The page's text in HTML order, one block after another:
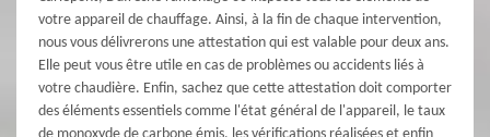
votre appareil de chauffage. Ainsi, à la fin de chaque intervention,
nous vous délivrerons une attestation qui est valable pour deux ans.
Elle peut vous être utile en cas de problèmes ou accidents liés à
votre chaudière. Enfin, sachez que cette attestation doit comporter
des éléments essentiels comme l'état général de l'appareil, le taux